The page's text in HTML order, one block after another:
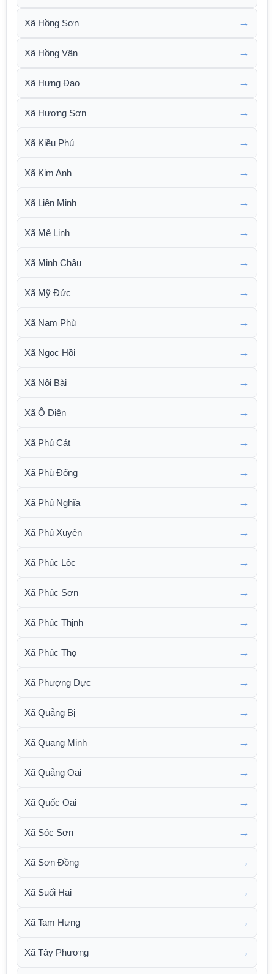
Xã Hồng Sơn →
Xã Hồng Vân →
Xã Hưng Đạo →
Xã Hương Sơn →
Xã Kiều Phú →
Xã Kim Anh →
Xã Liên Minh →
Xã Mê Linh →
Xã Minh Châu →
Xã Mỹ Đức →
Xã Nam Phù →
Xã Ngọc Hồi →
Xã Nội Bài →
Xã Ô Diên →
Xã Phú Cát →
Xã Phù Đổng →
Xã Phú Nghĩa →
Xã Phú Xuyên →
Xã Phúc Lộc →
Xã Phúc Sơn →
Xã Phúc Thịnh →
Xã Phúc Thọ →
Xã Phượng Dực →
Xã Quảng Bị →
Xã Quang Minh →
Xã Quảng Oai →
Xã Quốc Oai →
Xã Sóc Sơn →
Xã Sơn Đồng →
Xã Suối Hai →
Xã Tam Hưng →
Xã Tây Phương →